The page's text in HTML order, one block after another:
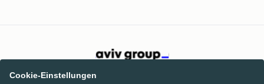
Cookie-Einstellungen